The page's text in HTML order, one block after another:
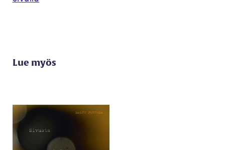
Lue myös